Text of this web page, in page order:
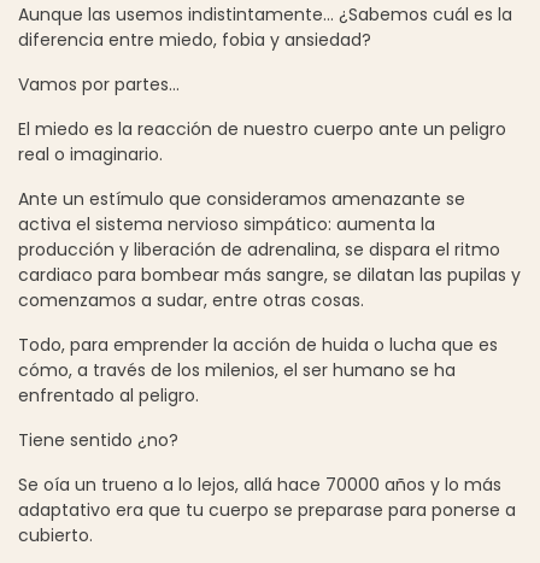
Aunque las usemos indistintamente… ¿Sabemos cuál es la
diferencia entre miedo, fobia y ansiedad?
Vamos por partes…
El miedo es la reacción de nuestro cuerpo ante un peligro
real o imaginario.
Ante un estímulo que consideramos amenazante se
activa el sistema nervioso simpático: aumenta la
producción y liberación de adrenalina, se dispara el ritmo
cardiaco para bombear más sangre, se dilatan las pupilas y
comenzamos a sudar, entre otras cosas.
Todo, para emprender la acción de huida o lucha que es
cómo, a través de los milenios, el ser humano se ha
enfrentado al peligro.
Tiene sentido ¿no?
Se oía un trueno a lo lejos, allá hace 70000 años y lo más
adaptativo era que tu cuerpo se preparase para ponerse a
cubierto.